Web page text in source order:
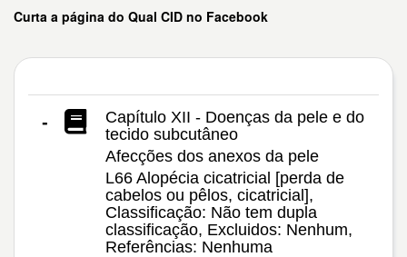
Curta a página do Qual CID no Facebook
-
Capítulo XII - Doenças da pele e do
tecido subcutâneo
Afecções dos anexos da pele
L66 Alopécia cicatricial [perda de
cabelos ou pêlos, cicatricial],
Classificação: Não tem dupla
classificação, Excluidos: Nenhum,
Referências: Nenhuma